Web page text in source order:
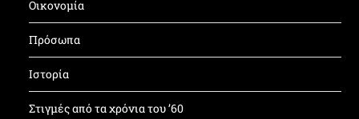
Οικονομία
Πρόσωπα
Ιστορία
Στιγμές από τα χρόνια του ’60